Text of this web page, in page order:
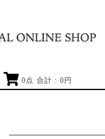
0 点 合計 : 0円